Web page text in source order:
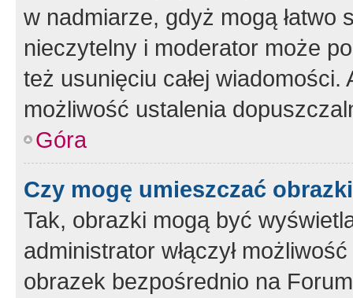
w nadmiarze, gdyż mogą
nieczytelny i moderator może
też usunięciu całej
możliwość ustalenia
Góra
Czy mogę umieszczać
Tak, obrazki mogą być
administrator włączył
obrazek bezpośrednio na